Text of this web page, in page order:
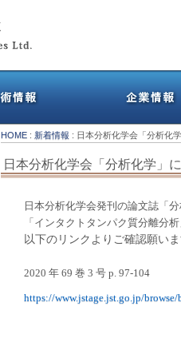
HOME : 新着情報 : 日本分析化学会「分析化
日本分析化学会「分析化学」
日本分析化学会発刊の論文誌「分
「インタクトタンパク質分離分
以下のリンクよりご確認願いま
2020年 69巻 3号 p. 97-104
https://www.jstage.jst.go.jp/